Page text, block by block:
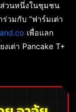
ส่วนหนึ่งในชุมชน
วมกับ “ฟาร์มเต่า
เพื่อแลก
เต่า Pancake T+